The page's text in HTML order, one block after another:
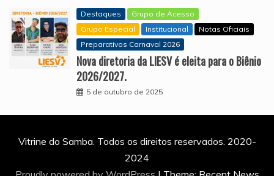
Destaques
Grupo de Acesso
Grupo Especial
Institucional
Notas Oficiais
Preparativos Carnaval 2026
Nova diretoria da LIESV é eleita para o Biênio
2026/2027.
5 de outubro de 2025
Vitrine do Samba. Todos os direitos reservados. 2020-
2024